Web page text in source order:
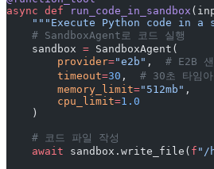
async def run_code_in_sandbox
"""Execute Python code in a
    # SandboxAgent로 코드 실행
    sandbox
= SandboxAgent(
        provider
="e2b" , # E2B 샌
        timeout
=30 , # 30초 타임아
        memory_limit
="512mb" ,
        cpu_limit
=1.0
    )
    # 코드 파일 작성
    await
sandbox.write_file( f "/